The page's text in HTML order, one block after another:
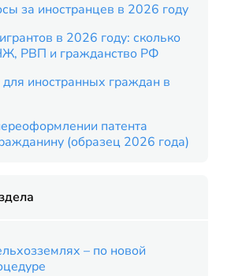
за иностранцев в 2026 году
в 2026 году: сколько
РВП и гражданство РФ
иностранных граждан в
патента
(образец 2026 года)
– по новой